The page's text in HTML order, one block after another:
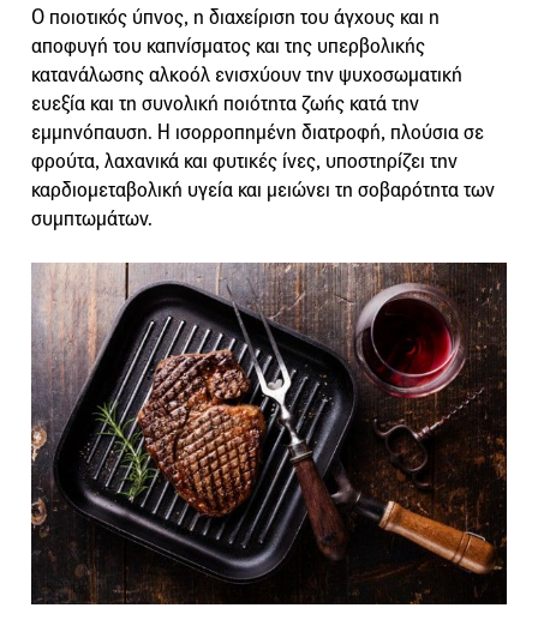
Ο ποιοτικός ύπνος, η διαχείριση του άγχους και η
αποφυγή του καπνίσματος και της υπερβολικής
κατανάλωσης αλκοόλ ενισχύουν την ψυχοσωματική
ευεξία και τη συνολική ποιότητα ζωής κατά την
εμμηνόπαυση. Η ισορροπημένη διατροφή, πλούσια σε
φρούτα, λαχανικά και φυτικές ίνες, υποστηρίζει την
καρδιομεταβολική υγεία και μειώνει τη σοβαρότητα των
συμπτωμάτων.